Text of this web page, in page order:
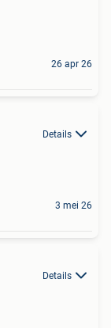
26 apr 26
Details
3 mei 26
Details